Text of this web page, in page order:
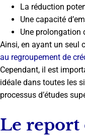
La réduction
Une capacité
Une prolongation
Ainsi, en ayant un seul
au regroupement de
Cependant, il est
idéale dans toutes les
processus d’études
Le report